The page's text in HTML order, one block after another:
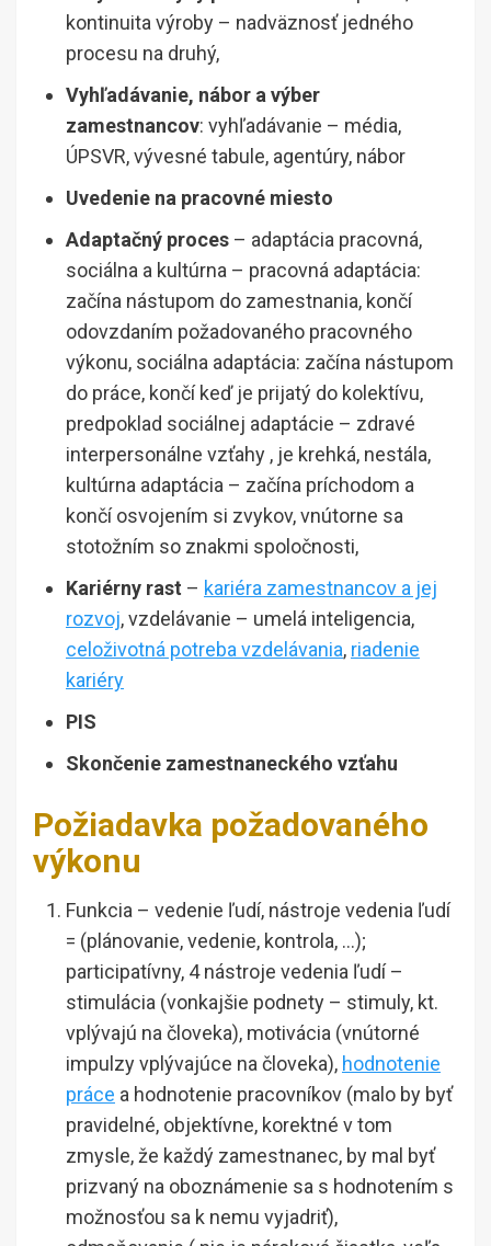
kontinuita výroby – nadväznosť jedného
procesu na druhý,
Vyhľadávanie, nábor a výber
zamestnancov: vyhľadávanie – média,
ÚPSVR, vývesné tabule, agentúry, nábor
Uvedenie na pracovné miesto
Adaptačný proces – adaptácia pracovná,
sociálna a kultúrna – pracovná adaptácia:
začína nástupom do zamestnania, končí
odovzdaním požadovaného pracovného
výkonu, sociálna adaptácia: začína nástupom
do práce, končí keď je prijatý do kolektívu,
predpoklad sociálnej adaptácie – zdravé
interpersonálne vzťahy , je krehká, nestála,
kultúrna adaptácia – začína príchodom a
končí osvojením si zvykov, vnútorne sa
stotožním so znakmi spoločnosti,
Kariérny rast – kariéra zamestnancov a jej
rozvoj, vzdelávanie – umelá inteligencia,
celoživotná potreba vzdelávania, riadenie
kariéry
PIS
Skončenie zamestnaneckého vzťahu
Požiadavka požadovaného
výkonu
Funkcia – vedenie ľudí, nástroje vedenia ľudí
= (plánovanie, vedenie, kontrola, …);
participatívny, 4 nástroje vedenia ľudí –
stimulácia (vonkajšie podnety – stimuly, kt.
vplývajú na človeka), motivácia (vnútorné
impulzy vplývajúce na človeka), hodnotenie
práce a hodnotenie pracovníkov (malo by byť
pravidelné, objektívne, korektné v tom
zmysle, že každý zamestnanec, by mal byť
prizvaný na oboznámenie sa s hodnotením s
možnosťou sa k nemu vyjadriť),